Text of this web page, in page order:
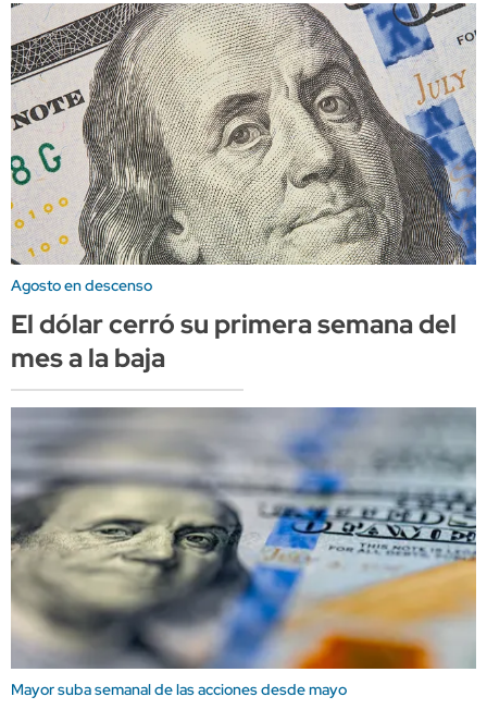
Agosto en descenso
El dólar cerró su primera semana del
mes a la baja
Mayor suba semanal de las acciones desde mayo